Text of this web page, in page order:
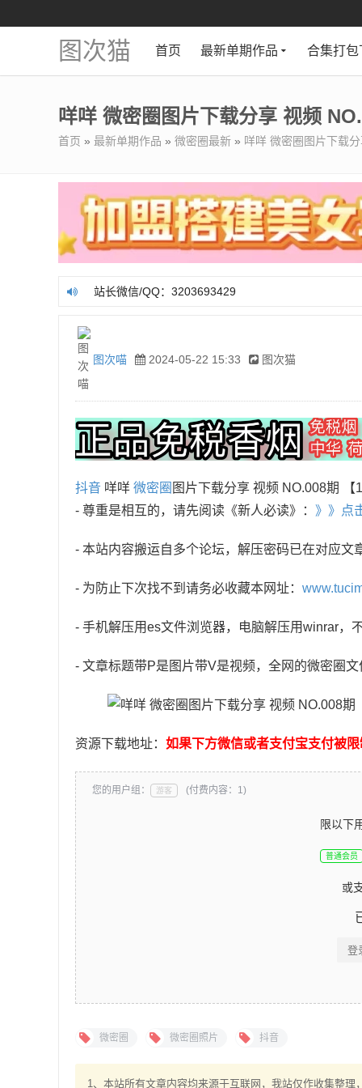
图次猫 首页 最新单期作品 合集打包
咩咩 微密圈图片下载分享 视频
首页 » 最新单期作品 » 微密圈最新 » 咩咩 微密圈图片下载
站长微信/QQ：3203693429
图次喵 2024-05-22 15:33 图次猫
抖音 咩咩 微密圈 图片下载分享 视频 NO.008期
- 尊重是相互的，请先阅读《新人必读》： 》》点
- 本站内容搬运自多个论坛，解压密码已在对应文
- 为防止下次找不到请务必收藏本网址：
- 手机解压用es文件浏览器，电脑解压用winrar，
- 文章标题带P是图片带V是视频，全网的微密圈
资源下载地址： 如果下方微信或者支付宝支付被
您的用户组： 游客 (付费内容：1)
限以下
普通会员
或
登
微密圈 微密圈照片 抖音
1、本站所有文章内容均来源于互联网，我站仅作收集整